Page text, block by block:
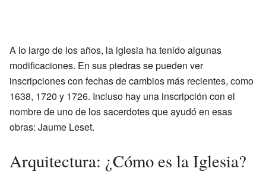
A lo largo de los años, la iglesia ha tenido algunas
modificaciones. En sus piedras se pueden ver
inscripciones con fechas de cambios más recientes, como
1638, 1720 y 1726. Incluso hay una inscripción con el
nombre de uno de los sacerdotes que ayudó en esas
obras: Jaume Leset.
Arquitectura: ¿Cómo es la Iglesia?